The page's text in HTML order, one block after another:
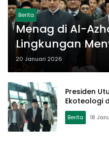
Berita
Menag di Al-
Lingkungan
Tujuan Ibadah
20 Januari 2026
Presiden
Ekoteologi
Berita 18